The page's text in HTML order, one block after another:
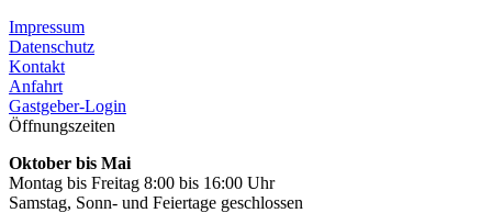
Impressum
Datenschutz
Kontakt
Anfahrt
Gastgeber-Login
Öffnungszeiten
Oktober bis Mai
Montag bis Freitag 8:00 bis 16:00 Uhr
Samstag, Sonn- und Feiertage geschlossen